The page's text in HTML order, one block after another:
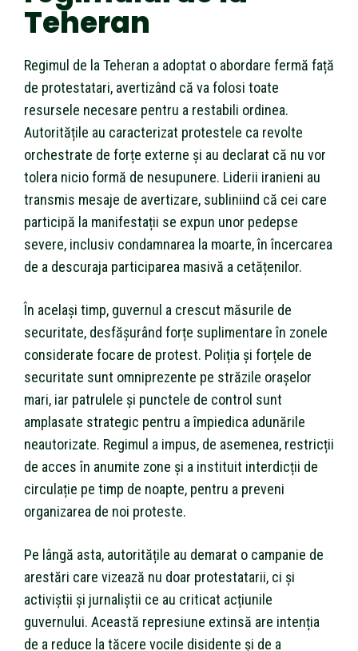
Teheran
Regimul de la Teheran a adoptat o abordare fermă față
de protestatari, avertizând că va folosi toate
resursele necesare pentru a restabili ordinea.
Autoritățile au caracterizat protestele ca revolte
orchestrate de forțe externe și au declarat că nu vor
tolera nicio formă de nesupunere. Liderii iranieni au
transmis mesaje de avertizare, subliniind că cei care
participă la manifestații se expun unor pedepse
severe, inclusiv condamnarea la moarte, în încercarea
de a descuraja participarea masivă a cetățenilor.
În același timp, guvernul a crescut măsurile de
securitate, desfășurând forțe suplimentare în zonele
considerate focare de protest. Poliția și forțele de
securitate sunt omniprezente pe străzile orașelor
mari, iar patrulele și punctele de control sunt
amplasate strategic pentru a împiedica adunările
neautorizate. Regimul a impus, de asemenea, restricții
de acces în anumite zone și a instituit interdicții de
circulație pe timp de noapte, pentru a preveni
organizarea de noi proteste.
Pe lângă asta, autoritățile au demarat o campanie de
arestări care vizează nu doar protestatarii, ci și
activiștii și jurnaliștii ce au criticat acțiunile
guvernului. Această represiune extinsă are intenția
de a reduce la tăcere vocile disidente și de a